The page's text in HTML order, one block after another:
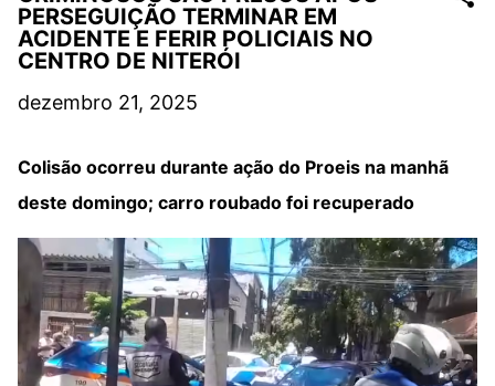
PERSEGUIÇÃO TERMINAR EM
ACIDENTE E FERIR POLICIAIS NO
CENTRO DE NITERÓI
dezembro 21, 2025
Colisão ocorreu durante ação do Proeis na manhã
deste domingo; carro roubado foi recuperado